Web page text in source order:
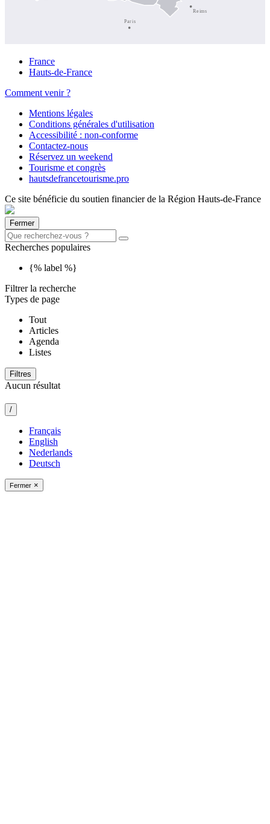
Paris
Reims
France
Hauts-de-France
Comment venir ?
Mentions légales
Conditions générales d'utilisation
Accessibilité : non-conforme
Contactez-nous
Réservez un weekend
Tourisme et congrès
hautsdefrancetourisme.pro
Ce site bénéficie du soutien financier de la Région Hauts-de-France
Fermer
Recherches populaires
{% label %}
Filtrer la recherche
Types de page
Tout
Articles
Agenda
Listes
Filtres
Aucun résultat
/
Français
English
Nederlands
Deutsch
Fermer ×